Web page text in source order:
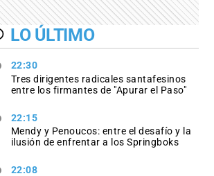
LO ÚLTIMO
22:30
Tres dirigentes radicales santafesinos
entre los firmantes de "Apurar el Paso"
22:15
Mendy y Penoucos: entre el desafío y la
ilusión de enfrentar a los Springboks
22:08